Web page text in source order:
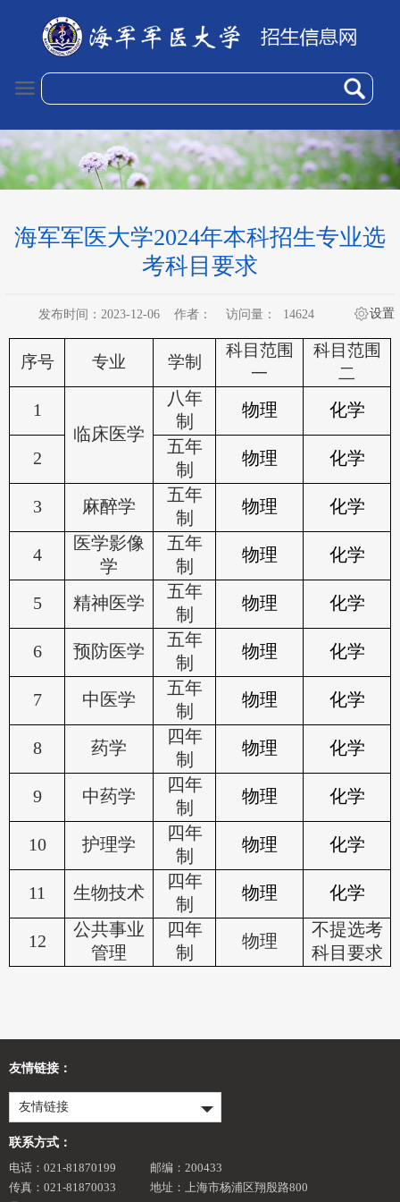
海军军医大学2024年本科招生专业选
考科目要求
发布时间：2023-12-06 作者： 访问量： 14624 设置
序号 专业 学制
科目范围
一
科目范围
二
1
临床医学
八年
制
物理 化学
2
五年
制
物理 化学
3 麻醉学
五年
制
物理 化学
4
医学影像
学
五年
制
物理 化学
5 精神医学
五年
制
物理 化学
6 预防医学
五年
制
物理 化学
7 中医学
五年
制
物理 化学
8 药学
四年
制
物理 化学
9 中药学
四年
制
物理 化学
10 护理学
四年
制
物理 化学
11 生物技术
四年
制
物理 化学
12
公共事业
管理
四年
制
物理
不提选考
科目要求
友情链接：
友情链接
联系方式：
电话：021-81870199
邮编：200433
传真：021-81870033
地址：上海市杨浦区翔殷路800